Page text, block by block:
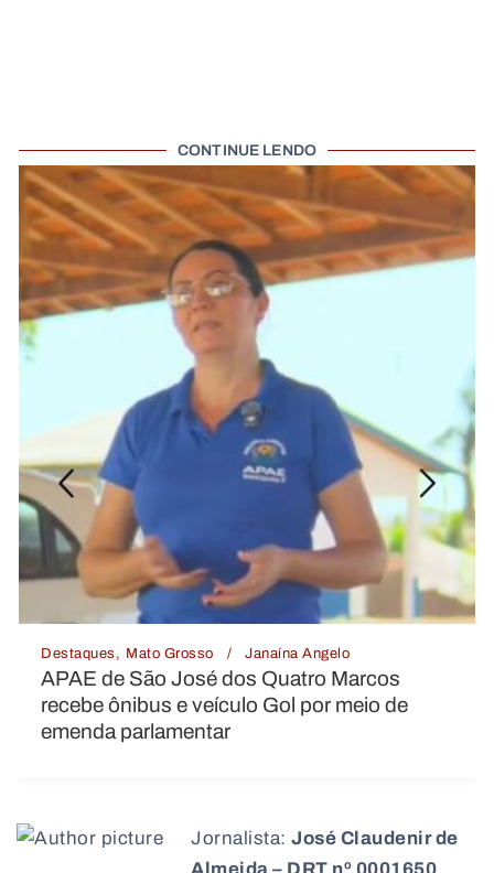
CONTINUE LENDO
Destaques Mato Grosso Janaína Angelo
APAE de São José dos Quatro Marcos
recebe ônibus e veículo Gol por meio de
emenda parlamentar
Jornalista: José Claudenir de
Almeida – DRT nº 0001650